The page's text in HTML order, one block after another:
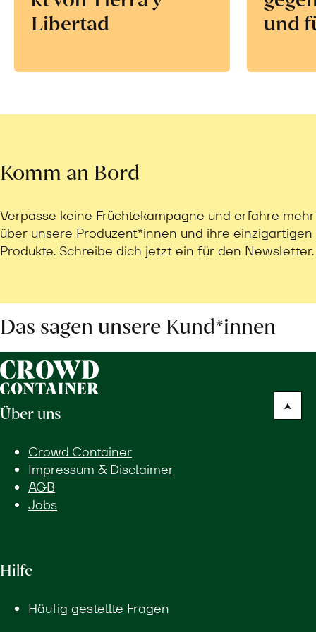
Libertad
und
Komm an Bord
Verpasse keine Früchtekampagne und erfahre mehr
über unsere Produzent*innen und ihre einzigartigen
Produkte. Schreibe dich jetzt ein für den Newsletter.
Das sagen unsere Kund*innen
Über uns
Crowd Container
Impressum & Disclaimer
AGB
Jobs
Hilfe
Häufig gestellte Fragen